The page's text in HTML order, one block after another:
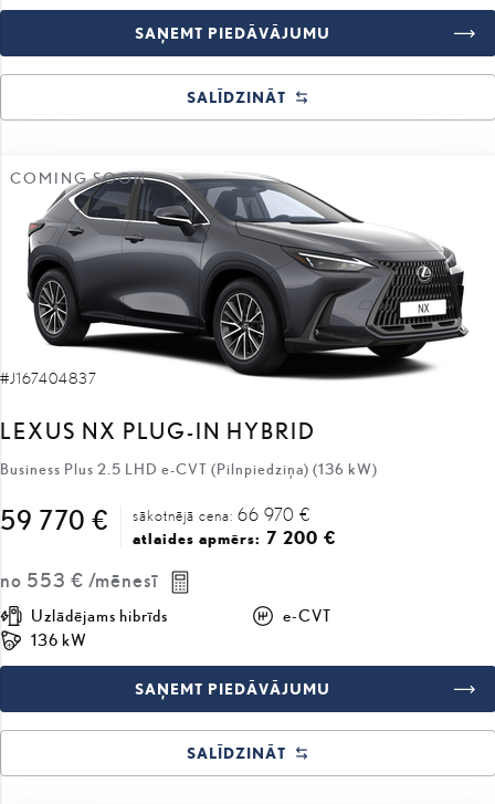
SAŅEMT PIEDĀVĀJUMU
SALĪDZINĀT
COMING SOON
#J167404837
LEXUS NX PLUG-IN HYBRID
Business Plus 2.5 LHD e-CVT (Pilnpiedziņa) (136 kW)
59 770 € sākotnējā cena: 66 970 €
atlaides apmērs: 7 200 €
no 553 € /mēnesī
Uzlādējams hibrīds
e-CVT
136 kW
SAŅEMT PIEDĀVĀJUMU
SALĪDZINĀT